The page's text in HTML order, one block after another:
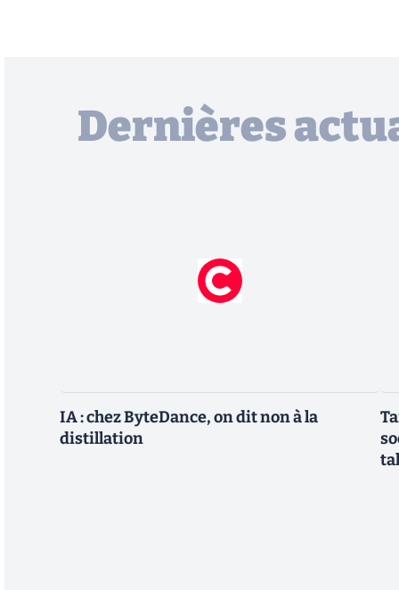
Dernières
IA : chez ByteDance, on dit non à la
distillation